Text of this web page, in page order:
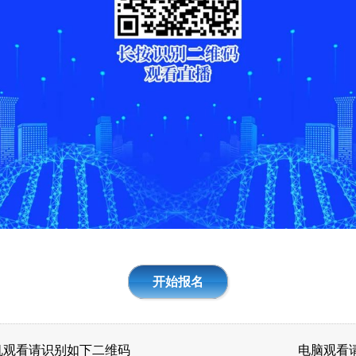
开始报名
观看请识别如下二维码 电脑观看